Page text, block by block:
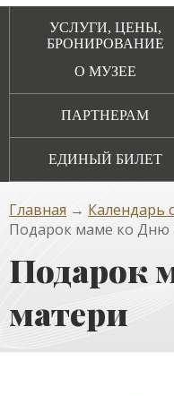
УСЛУГИ, ЦЕНЫ,
БРОНИРОВАНИЕ
О МУЗЕЕ
ПАРТНЕРАМ
ЕДИНЫЙ БИЛЕТ
Главная → Календарь
Подарок маме ко Дню
Подарок
матери